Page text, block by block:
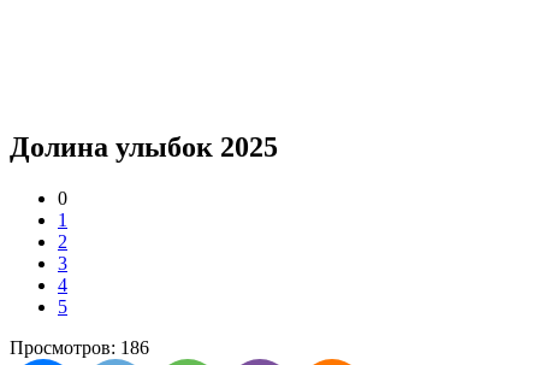
Долина улыбок 2025
0
1
2
3
4
5
Просмотров: 186